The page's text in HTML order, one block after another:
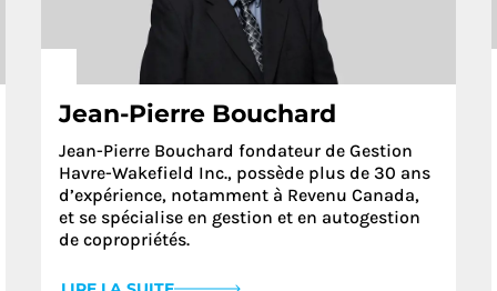
Jean-Pierre Bouchard
Jean-Pierre Bouchard fondateur de Gestion
Havre-Wakefield Inc., possède plus de 30 ans
d’expérience, notamment à Revenu Canada,
et se spécialise en gestion et en autogestion
de copropriétés.